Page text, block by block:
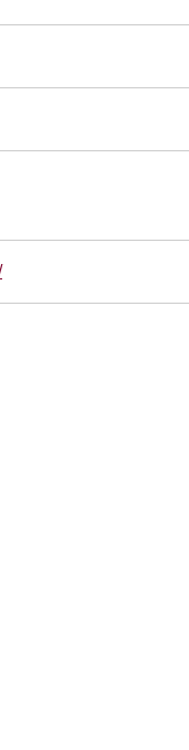
別ウィンドウで開きます